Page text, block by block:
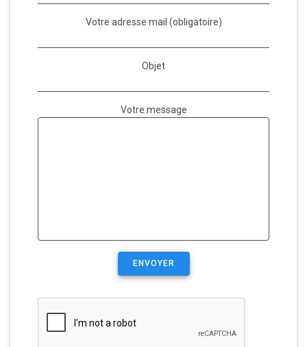
Votre adresse mail (obligatoire)
Objet
Votre message